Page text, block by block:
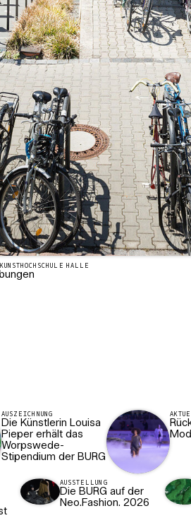
HALLE
AUSZEICHNUNG
Die Künstlerin Louisa
Pieper erhält das
Worpswede-
Stipendium der BURG
AUSSTELLUNG
Die BURG auf der
Neo.Fashion. 2026